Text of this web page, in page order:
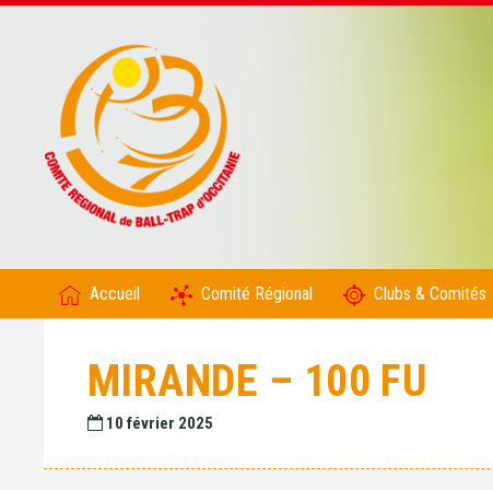
Accueil Comité Régional Clubs & Comités
MIRANDE – 100 FU
10 février 2025